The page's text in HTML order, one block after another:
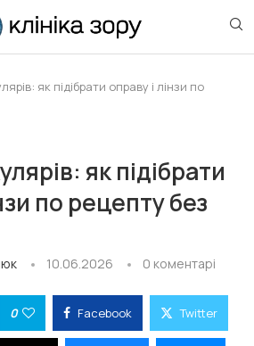
як підібрати оправу і лінзи по
як підібрати
по рецепту без
10.06.2026 0 коментарі
0 Facebook Twitter